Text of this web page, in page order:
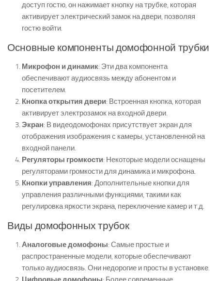
доступ гостю, он нажимает кнопку на трубке, которая
активирует электрический замок на двери, позволяя
гостю войти.
Основные компоненты домофонной трубки
Микрофон и динамик: Эти два компонента
обеспечивают аудиосвязь между абонентом и
посетителем.
Кнопка открытия двери: Встроенная кнопка, которая
активирует электрозамок на входной двери.
Экран: В видеодомофонах присутствует экран для
отображения изображения с камеры, установленной на
входной панели.
Регуляторы громкости: Некоторые модели оснащены
регуляторами громкости для динамика и микрофона.
Кнопки управления: Дополнительные кнопки для
управления различными функциями, такими как
регулировка яркости экрана, переключение камер и т.д.
Виды домофонных трубок
Аналоговые домофоны: Самые простые и
распространенные модели, которые обеспечивают
только аудиосвязь. Они недорогие и просты в установке.